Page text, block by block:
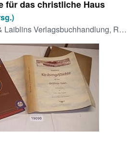
für das christliche Haus
Verlagsbuchhandlung, Reutlingen 1908